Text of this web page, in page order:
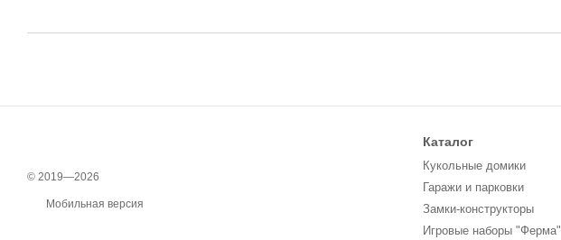
© 2019—2026
Мобильная версия
Каталог
Кукольные домики
Гаражи и парковки
Замки-конструкторы
Игровые наборы "Ферма"